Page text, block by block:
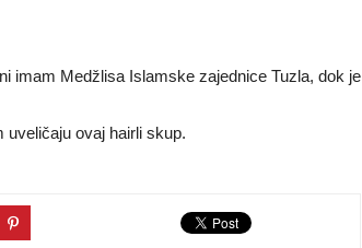
imam Medžlisa Islamske zajednice Tuzla, dok je
ovaj hairli skup.